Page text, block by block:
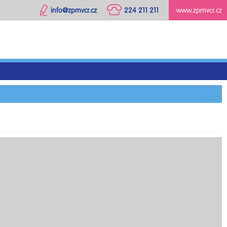
www.zpmvcr.cz
224 211 211
info@zpmvcr.cz